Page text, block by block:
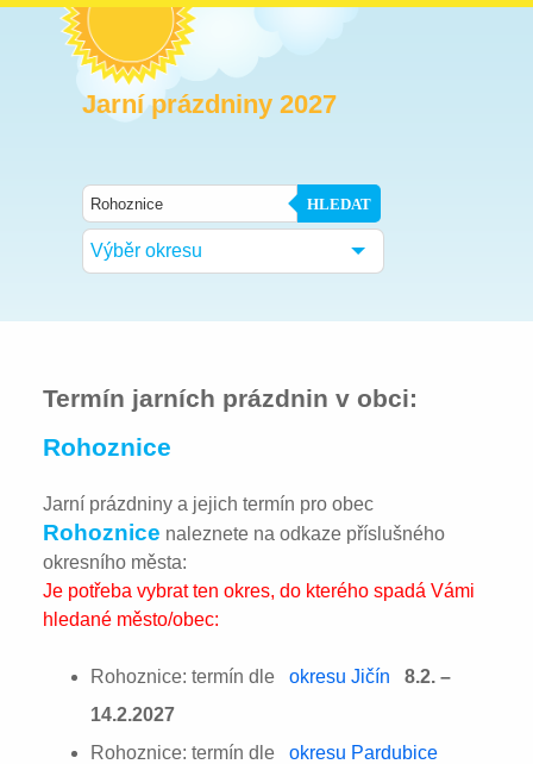
Jarní prázdniny 2027
HLEDAT
Výběr okresu
Termín jarních prázdnin v obci:
Rohoznice
Jarní prázdniny a jejich termín pro obec
Rohoznice naleznete na odkaze příslušného
okresního města:
Je potřeba vybrat ten okres, do kterého spadá Vámi
hledané město/obec:
Rohoznice: termín dle okresu Jičín
8.2. –
14.2.2027
Rohoznice: termín dle
okresu Pardubice